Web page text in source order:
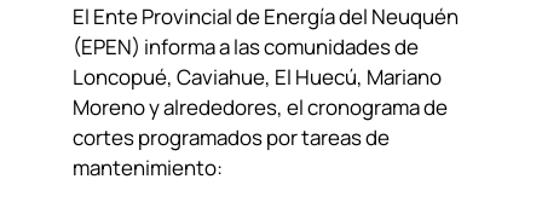
El Ente Provincial de Energía del Neuquén
(EPEN) informa a las comunidades de
Loncopué, Caviahue, El Huecú, Mariano
Moreno y alrededores, el cronograma de
cortes programados por tareas de
mantenimiento: